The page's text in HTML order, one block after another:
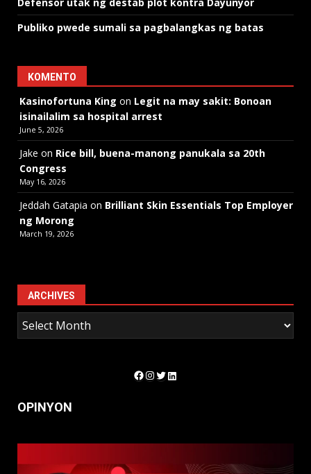
Publiko pwede sumali sa pagbalangkas ng batas
KOMENTO
Kasinofortuna King on Legit na may sakit: Bonoan
isinailalim sa hospital arrest
June 5, 2026
Jake on Rice bill, buena-manong panukala sa 20th
Congress
May 16, 2026
Jeddah Gatapia on Brilliant Skin Essentials Top Employer
ng Morong
March 19, 2026
ARCHIVES
Facebook
Instagram
Twitter
LinkedIn
OPINYON